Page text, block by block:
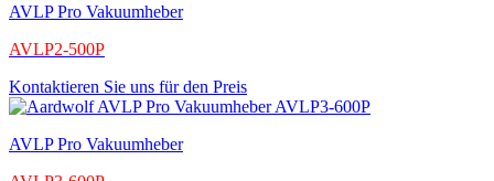
AVLP Pro Vakuumheber
AVLP2-500P
Kontaktieren Sie uns für den Preis
AVLP Pro Vakuumheber